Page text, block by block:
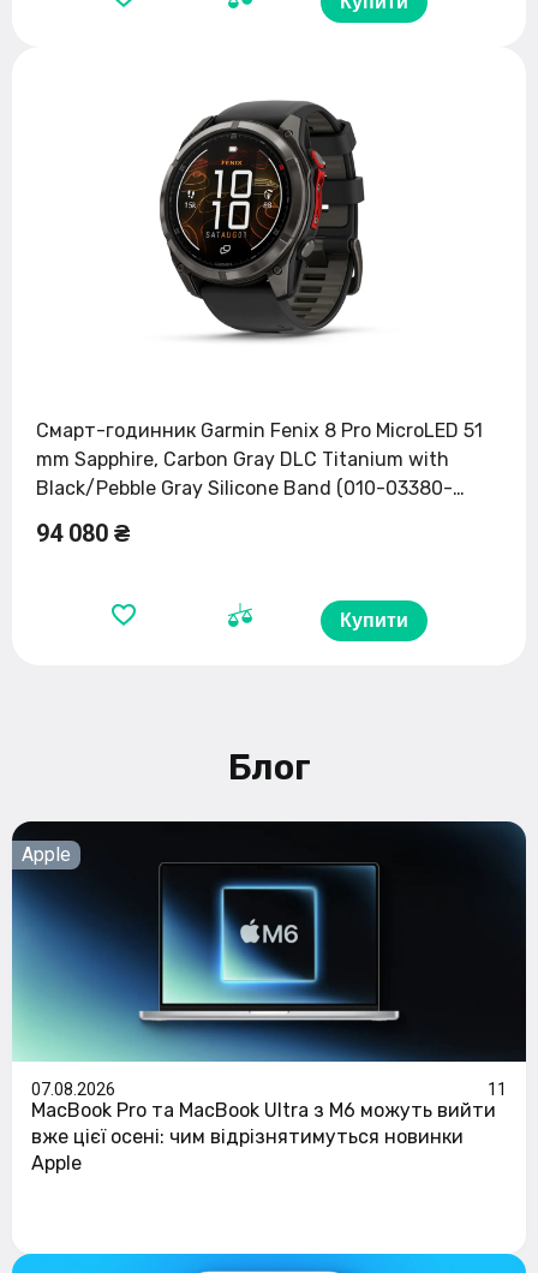
Смарт-годинник Garmin Fenix 8 Pro MicroLED 51
mm Sapphire, Carbon Gray DLC Titanium with
Black/Pebble Gray Silicone Band (010-03380-
94 080 ₴
Купити
Блог
Apple
07.08.2026 11
MacBook Pro та MacBook Ultra з M6 можуть вийти
вже цієї осені: чим відрізнятимуться новинки
Apple